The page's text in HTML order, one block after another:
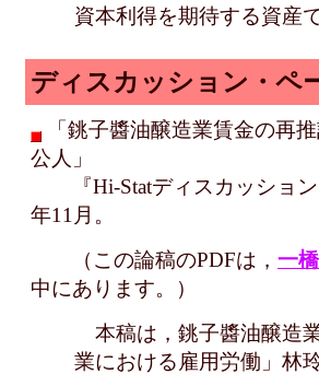
資本利得を期待する資産
ディスカッション・ペ
「銚子醬油醸造業賃金の再
公人」
『Hi-Statディスカッション
年11月。
（この論稿のPDFは， 一
中にあります。）
本稿は，銚子醬油醸造
業における雇用労働」林